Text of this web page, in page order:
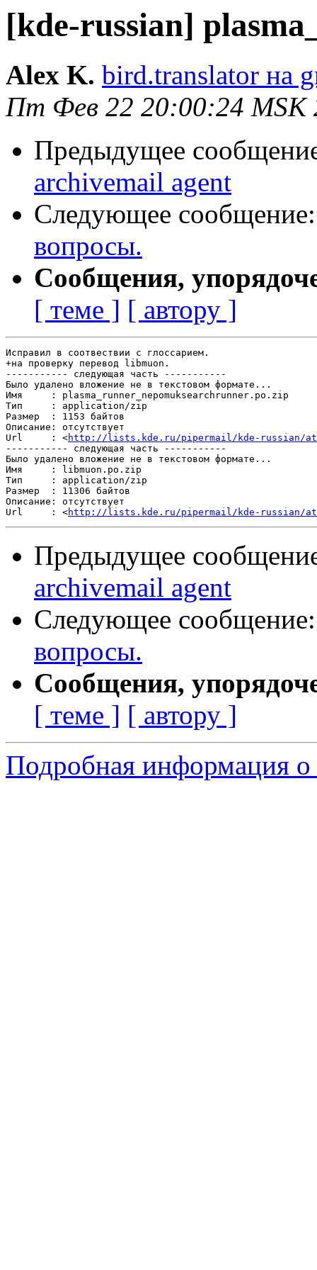
[kde-russian]
Alex K. bird.translator на
Пт Фев 22 20:00:24 MSK
Предыдущее
archivemail agent
Следующее
вопросы.
Сообщения,
[ теме ] [ автору ]
Исправил в соотвествии с глоссарием.
+на проверку перевод libmuon.
----------- следующая часть -----------
Было удалено вложение не в текстовом формате...
Имя     : plasma_runner_nepomuksearchrunner.po.zip
Тип     : application/zip
Размер  : 1153 байтов
Описание: отсутствует
Url     : <http://lists.kde.ru/pipermail/kde-russian/
----------- следующая часть -----------
Было удалено вложение не в текстовом формате...
Имя     : libmuon.po.zip
Тип     : application/zip
Размер  : 11306 байтов
Описание: отсутствует
Url     : <http://lists.kde.ru/pipermail/kde-russian/
Предыдущее
archivemail agent
Следующее
вопросы.
Сообщения,
[ теме ] [ автору ]
Подробная информация о